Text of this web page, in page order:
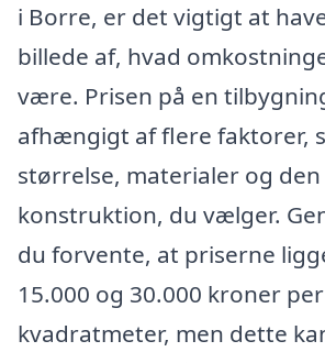
i Borre, er det vigtigt at
billede af, hvad
være. Prisen på en
afhængigt af flere faktorer,
størrelse, materialer og den
konstruktion, du vælger.
du forvente, at priserne
15.000 og 30.000 kroner per
kvadratmeter, men dette